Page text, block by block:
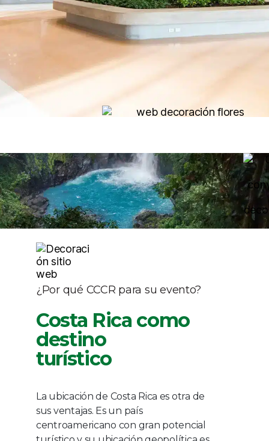
¿Por qué CCCR para su evento?
Costa Rica como
destino
turístico
La ubicación de Costa Rica es otra de
sus ventajas. Es un país
centroamericano con gran potencial